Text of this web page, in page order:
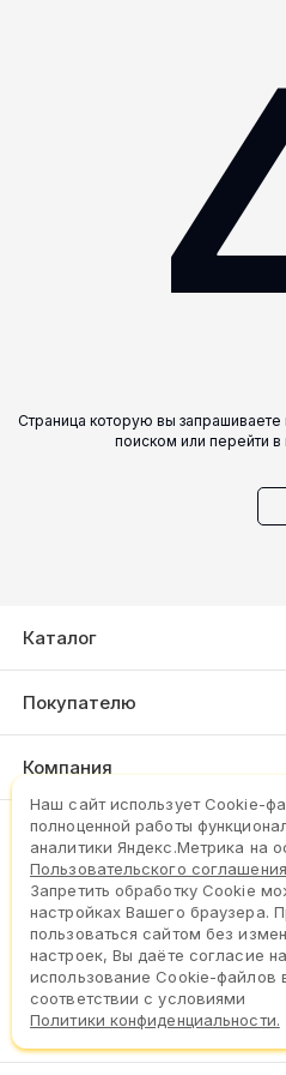
Страница которую вы
поиском или перейти
Каталог
Каталог товаров
Покупателю
Как сделать заказ
Доставка и оплата
Пункты выдачи
Компания
О нас
Контакты
(8202)
Задать
©2026. Официальный
Наш сайт использует Сookie-
полноценной работы
аналитики Яндекс.Метрика на
Пользовательского
Запретить обработку Cookie
настройках Вашего браузера.
пользоваться сайтом без
настроек, Вы даёте согласие на
использование Cookie-файлов
соответствии с условиями
Политики конфиденциальности.